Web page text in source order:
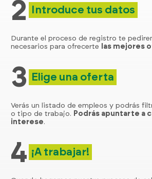
2 Introduce tus datos
Durante el proceso de registro te
necesarios para ofrecerte
las mejores
3 Elige una oferta
Verás un listado de empleos y podrás
o tipo de trabajo. Podrás apuntarte a
interese.
4 ¡A trabajar!